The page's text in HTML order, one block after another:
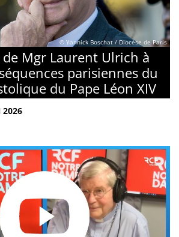
© Yannick Boschat / Diocèse de Paris
Mgr Laurent Ulrich à
parisiennes du
du Pape Léon XIV
2026